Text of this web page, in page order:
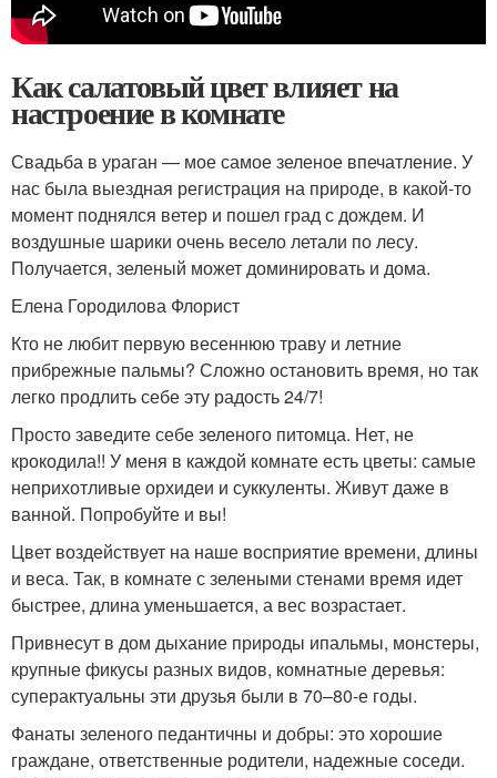
Как салатовый цвет влияет на
настроение в комнате
Свадьба в ураган — мое самое зеленое впечатление. У
нас была выездная регистрация на природе, в какой-то
момент поднялся ветер и пошел град с дождем. И
воздушные шарики очень весело летали по лесу.
Получается, зеленый может доминировать и дома.
Елена Городилова Флорист
Кто не любит первую весеннюю траву и летние
прибрежные пальмы? Сложно остановить время, но так
легко продлить себе эту радость 24/7!
Просто заведите себе зеленого питомца. Нет, не
крокодила!! У меня в каждой комнате есть цветы: самые
неприхотливые орхидеи и суккуленты. Живут даже в
ванной. Попробуйте и вы!
Цвет воздействует на наше восприятие времени, длины
и веса. Так, в комнате с зелеными стенами время идет
быстрее, длина уменьшается, а вес возрастает.
Привнесут в дом дыхание природы ипальмы, монстеры,
крупные фикусы разных видов, комнатные деревья:
суперактуальны эти друзья были в 70–80-е годы.
Фанаты зеленого педантичны и добры: это хорошие
граждане, ответственные родители, надежные соседи.